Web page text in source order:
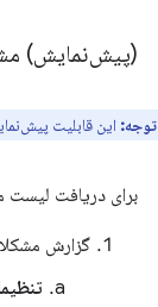
(پیش‌نمایش)
توجه: این قابلیت
برای دریافت لیست
گزارش